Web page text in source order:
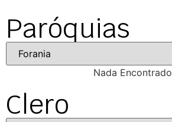
Paróquias
Nada Encontrado
Clero